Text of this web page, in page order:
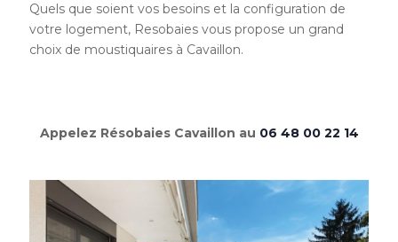
Quels que soient vos besoins et la configuration de
votre logement, Resobaies vous propose un grand
choix de moustiquaires à Cavaillon.
Appelez Résobaies Cavaillon au 06 48 00 22 14